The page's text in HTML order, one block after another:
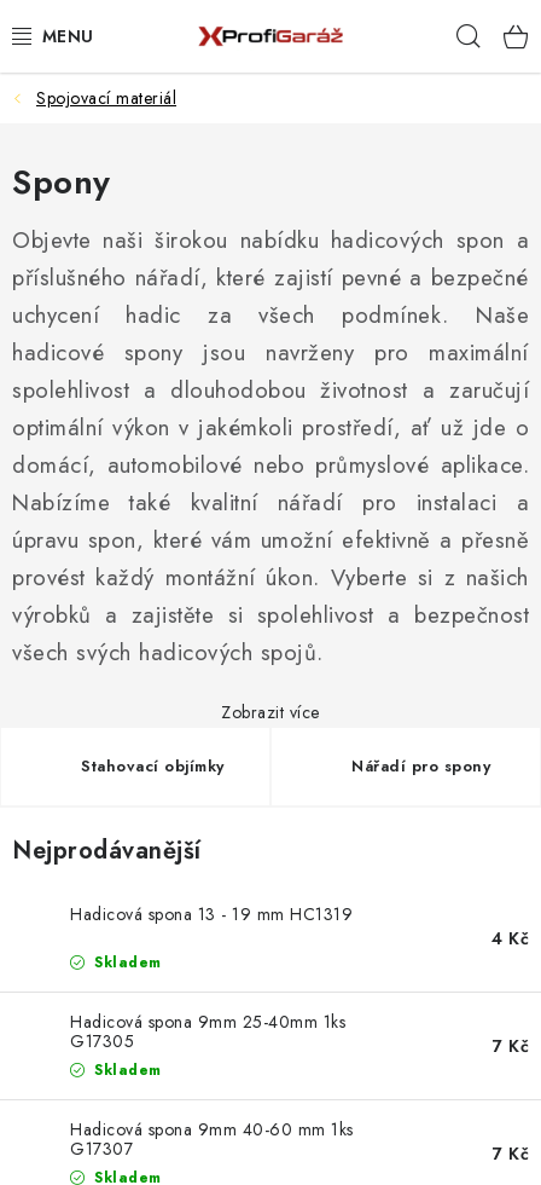
na
REALIZACE & ŘEŠENÍ
AKCE A NOVINKY
VYBAVENÍ PNEUSERVISU
NÁŘADÍ DLE TYPU OPRAVY
VYBAVENÍ DÍLNY
NÁŘADÍ
ČIŠTĚNÍ A MYTÍ
PROFI PORADNA
AUTODOPLŇKY
KRYCÍ PLACHTY - CELTY
Cookies
Ochrana osobních údajú
Newslleter z Profigaraz.cz
Dárek k objednávce
Spojovací materiál
Spony
Objevte naši širokou nabídku hadicových spon a
příslušného nářadí, které zajistí pevné a bezpečné
uchycení hadic za všech podmínek. Naše
hadicové spony jsou navrženy pro maximální
spolehlivost a dlouhodobou životnost a zaručují
optimální výkon v jakémkoli prostředí, ať už jde o
domácí, automobilové nebo průmyslové aplikace.
Nabízíme také kvalitní nářadí pro instalaci a
úpravu spon, které vám umožní efektivně a přesně
provést každý montážní úkon. Vyberte si z našich
výrobků a zajistěte si spolehlivost a bezpečnost
všech svých hadicových spojů.
Zobrazit více
Stahovací objímky Nářadí pro spony
Nejprodávanější
Hadicová spona 13 - 19 mm HC1319
Skladem
4 Kč
Hadicová spona 9mm 25-40mm 1ks
G17305
Skladem
7 Kč
Hadicová spona 9mm 40-60 mm 1ks
G17307
Skladem
7 Kč